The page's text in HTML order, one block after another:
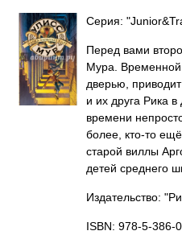
Серия:
Перед вами
Мура. Временной
дверью,
и их друга Рика
времени
более, кто-то
старой виллы
детей среднего
Издательство:
ISBN: 978-5-386-